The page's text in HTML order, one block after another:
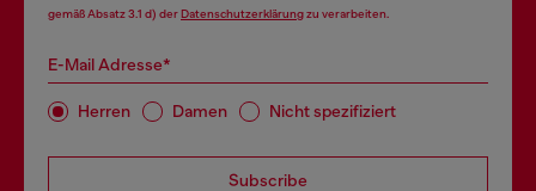
gemäß Absatz 3.1 d) derDatenschutzerklärungzu verarbeiten.
E-Mail Adresse*
Herren Damen Nicht spezifiziert
Subscribe